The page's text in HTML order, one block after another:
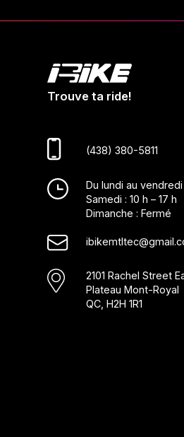
Trouve ta ride!
(438) 380-5811
Du lundi au vendredi
Samedi : 10 h – 17 h
Dimanche : Fermé
2101 Rachel Street
Plateau Mont-Royal
QC, H2H 1R1